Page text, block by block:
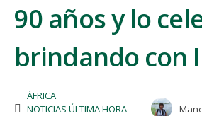
90 años y lo
brindando con
ÁFRICA
NOTICIAS ÚLTIMA HORA